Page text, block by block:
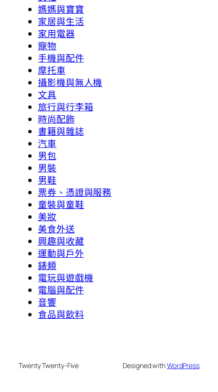
媽媽與寶寶
家居與生活
家用電器
寵物
手機與配件
摩托車
攝影機與無人機
文具
旅行與行李箱
時尚配飾
書籍與雜誌
汽車
男包
男裝
男鞋
票券、憑證與服務
童裝與童鞋
美妝
美食外送
興趣與收藏
運動與戶外
錶類
電玩與遊戲機
電腦與配件
音響
食品與飲料
Twenty Twenty-Five Designed withWordPress